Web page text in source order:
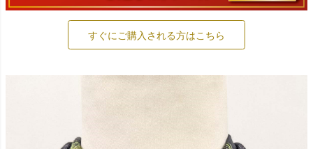
すぐにご購入される方はこちら